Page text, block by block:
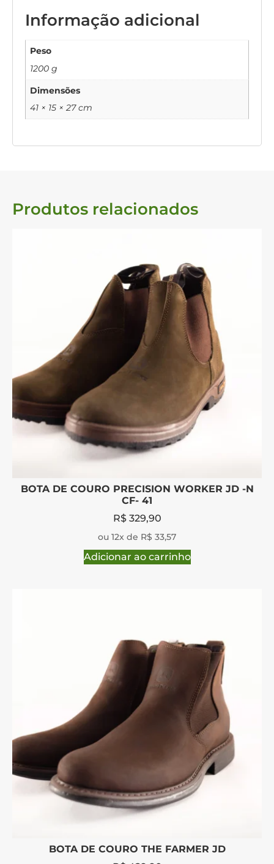
Informação adicional
Peso
1200 g
Dimensões
41 × 15 × 27 cm
Produtos relacionados
BOTA DE COURO PRECISION WORKER JD -N
CF- 41
R$329,90
ou 12x de R$ 33,57
Adicionar ao carrinho
BOTA DE COURO THE FARMER JD